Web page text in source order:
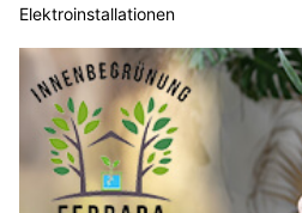
Elektroinstallationen